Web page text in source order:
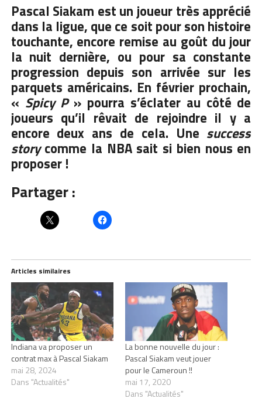
Pascal Siakam est un joueur très apprécié
dans la ligue, que ce soit pourson histoire
touchante, encore remise au goût du jour
la nuit dernière, ou pour sa constante
progression depuis son arrivée sur les
parquets américains. En février prochain,
« Spicy P» pourra s’éclater au côté de
joueurs qu’il rêvait de rejoindre il y a
encore deux ans de cela. Une success
storycomme la NBA sait si bien nous en
proposer !
Partager :
Articles similaires
Indiana va proposer un
contrat max à Pascal Siakam
mai 28, 2024
Dans "Actualités"
La bonne nouvelle du jour :
Pascal Siakam veut jouer
pour le Cameroun !!
mai 17, 2020
Dans "Actualités"